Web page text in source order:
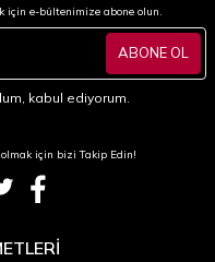
için e-bültenimize abone olun.
ABONE OL
kabul ediyorum.
için bizi Takip Edin!